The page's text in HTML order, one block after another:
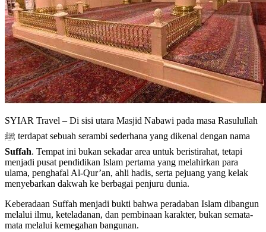
SYIAR Travel – Di sisi utara Masjid Nabawi pada masa Rasulullah
ﷺ terdapat sebuah serambi sederhana yang dikenal dengan nama
Suffah. Tempat ini bukan sekadar area untuk beristirahat, tetapi
menjadi pusat pendidikan Islam pertama yang melahirkan para
ulama, penghafal Al-Qur’an, ahli hadis, serta pejuang yang kelak
menyebarkan dakwah ke berbagai penjuru dunia.
Keberadaan Suffah menjadi bukti bahwa peradaban Islam dibangun
melalui ilmu, keteladanan, dan pembinaan karakter, bukan semata-
mata melalui kemegahan bangunan.